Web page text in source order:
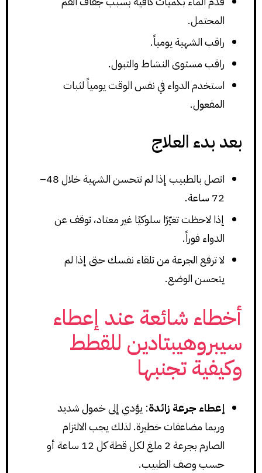
المحتمل.
راقب الشهية يومياً.
راقب مستوى النشاط والتبول.
استخدم الدواء في نفس الوقت يومياً لثبات
المفعول.
بعد بدء العلاج
اتصل بالطبيب إذا لم تتحسن الشهية خلال 48–
72 ساعة.
إذا لاحظت تغيّرًا سلوكيًا غير معتاد، توقف عن
الدواء فوراً.
لا ترفع الجرعة من تلقاء نفسك حتى إذا لم
يتحسن الوضع.
أخطاء شائعة عند إعطاء
سيبروهيبتادين للقطط
وكيفية تجنبها
إعطاء جرعة زائدة: يؤدي إلى خمول شديد
وربما مضاعفات خطيرة. لذلك يجب الالتزام
الصارم بجرعة 2 ملغ لكل قطة كل 12 ساعة أو
حسب وصف الطبيب.